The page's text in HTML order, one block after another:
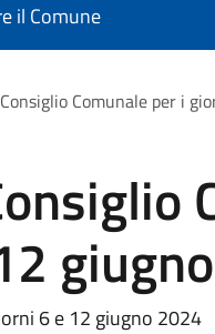
il Comune
Comunale per i
6 e 12 giugno 2024